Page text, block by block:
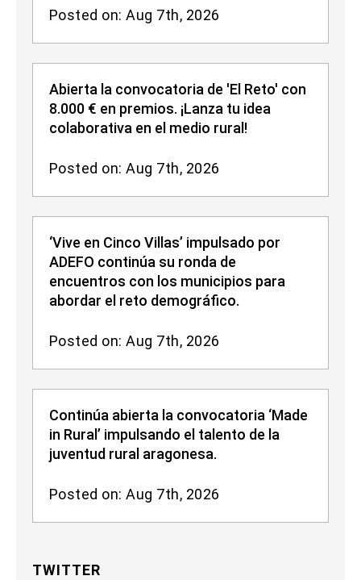
Posted on: Aug 7th, 2026
Abierta la convocatoria de 'El Reto' con
8.000 € en premios. ¡Lanza tu idea
colaborativa en el medio rural!
Posted on: Aug 7th, 2026
‘Vive en Cinco Villas’ impulsado por
ADEFO continúa su ronda de
encuentros con los municipios para
abordar el reto demográfico.
Posted on: Aug 7th, 2026
Continúa abierta la convocatoria ‘Made
in Rural’ impulsando el talento de la
juventud rural aragonesa.
Posted on: Aug 7th, 2026
TWITTER